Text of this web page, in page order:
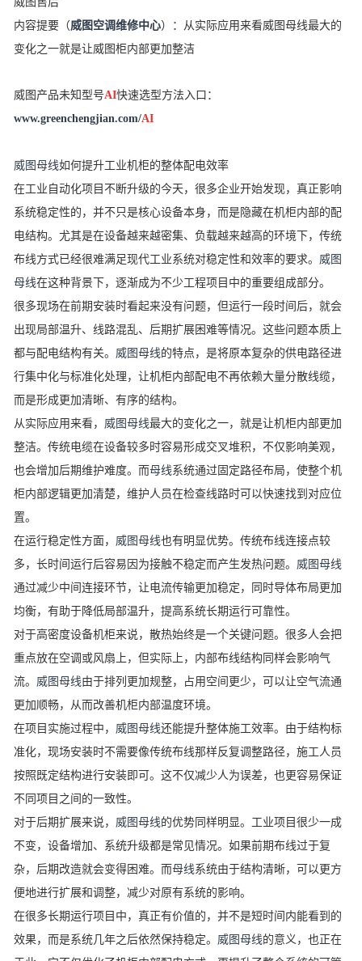
内容提要（威图空调维修中心）：
从实际应用来看威图母线最大的
变化之一就是让威图柜内部更加整洁
威图产品未知型号AI快速选型方法入口：
www.greenchengjian.com/AI
威图母线如何提升工业机柜的整体配电效率
在工业自动化项目不断升级的今天，很多企业开始发现，真正影响
系统稳定性的，并不只是核心设备本身，而是隐藏在机柜内部的配
电结构。尤其是在设备越来越密集、负载越来越高的环境下，传统
布线方式已经很难满足现代工业系统对稳定性和效率的要求。 威图
母线在这种背景下，逐渐成为不少工程项目中的重要组成部分。
很多现场在前期安装时看起来没有问题，但运行一段时间后，就会
出现局部温升、线路混乱、后期扩展困难等情况。这些问题本质上
都与配电结构有关。 威图母线的特点，是将原本复杂的供电路径进
行集中化与标准化处理，让机柜内部配电不再依赖大量分散线缆，
而是形成更加清晰、有序的结构。
从实际应用来看， 威图母线最大的变化之一，就是让机柜内部更加
整洁。传统电缆在设备较多时容易形成交叉堆积，不仅影响美观，
也会增加后期维护难度。而母线系统通过固定路径布局，使整个机
柜内部逻辑更加清楚，维护人员在检查线路时可以快速找到对应位
置。
在运行稳定性方面， 威图母线也有明显优势。传统布线连接点较
多，长时间运行后容易因为接触不稳定而产生发热问题。 威图母线
通过减少中间连接环节，让电流传输更加稳定，同时导体布局更加
均衡，有助于降低局部温升，提高系统长期运行可靠性。
对于高密度设备机柜来说，散热始终是一个关键问题。很多人会把
重点放在空调或风扇上，但实际上，内部布线结构同样会影响气
流。 威图母线由于排列更加规整，占用空间更少，可以让空气流通
更加顺畅，从而改善机柜内部温度环境。
在项目实施过程中， 威图母线还能提升整体施工效率。由于结构标
准化，现场安装时不需要像传统布线那样反复调整路径，施工人员
按照既定结构进行安装即可。这不仅减少人为误差，也更容易保证
不同项目之间的一致性。
对于后期扩展来说， 威图母线的优势同样明显。工业项目很少一成
不变，设备增加、系统升级都是常见情况。如果前期布线过于复
杂，后期改造就会变得困难。而母线系统由于结构清晰，可以更方
便地进行扩展和调整，减少对原有系统的影响。
在很多长期运行项目中，真正有价值的，并不是短时间内能看到的
效果，而是系统几年之后依然保持稳定。 威图母线的意义，也正在